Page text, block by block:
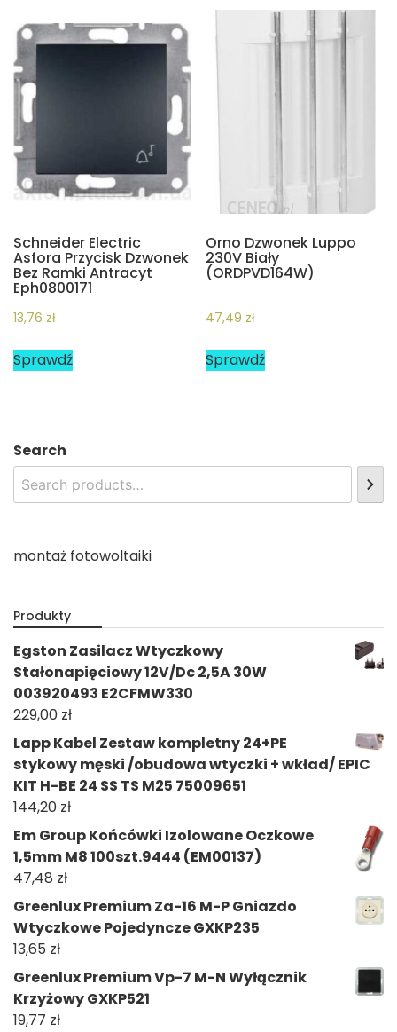
Schneider Electric
Asfora Przycisk Dzwonek
Bez Ramki Antracyt
Eph0800171
13,76 zł
Sprawdź
Orno Dzwonek Luppo
230V Biały
(ORDPVD164W)
47,49 zł
Sprawdź
Search
montaż fotowoltaiki
Produkty
Egston Zasilacz Wtyczkowy
Stałonapięciowy 12V/Dc 2,5A 30W
003920493 E2CFMW330
229,00 zł
Lapp Kabel Zestaw kompletny 24+PE
stykowy męski /obudowa wtyczki + wkład/ EPIC
KIT H-BE 24 SS TS M25 75009651
144,20 zł
Em Group Końcówki Izolowane Oczkowe
1,5mm M8 100szt.9444 (EM00137)
47,48 zł
Greenlux Premium Za-16 M-P Gniazdo
Wtyczkowe Pojedyncze GXKP235
13,65 zł
Greenlux Premium Vp-7 M-N Wyłącznik
Krzyżowy GXKP521
19,77 zł